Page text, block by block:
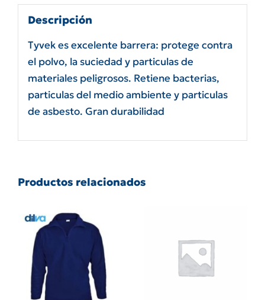
Descripción
Tyvek es excelente barrera: protege contra
el polvo, la suciedad y particulas de
materiales peligrosos. Retiene bacterias,
particulas del medio ambiente y particulas
de asbesto. Gran durabilidad
Productos relacionados